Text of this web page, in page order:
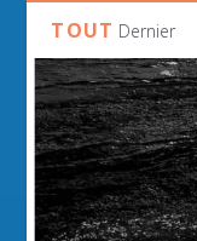
TOUT Dernier